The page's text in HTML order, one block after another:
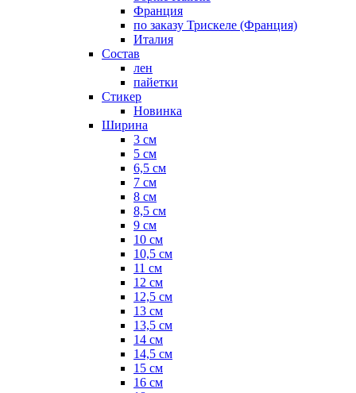
Франция
по заказу Трискеле (Франция)
Италия
Состав
лен
пайетки
Стикер
Новинка
Ширина
3 см
5 см
6,5 см
7 см
8 см
8,5 см
9 см
10 см
10,5 см
11 см
12 см
12,5 см
13 см
13,5 см
14 см
14,5 см
15 см
16 см